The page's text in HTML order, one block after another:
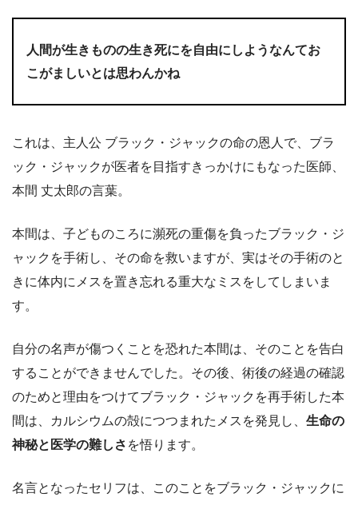
人間が生きものの生き死にを自由にしようなんてお
こがましいとは思わんかね
これは、主人公 ブラック・ジャックの命の恩人で、ブラ
ック・ジャックが医者を目指すきっかけにもなった医師、
本間 丈太郎の言葉。
本間は、子どものころに瀕死の重傷を負ったブラック・ジ
ャックを手術し、その命を救いますが、実はその手術のと
きに体内にメスを置き忘れる重大なミスをしてしまいま
す。
自分の名声が傷つくことを恐れた本間は、そのことを告白
することができませんでした。その後、術後の経過の確認
のためと理由をつけてブラック・ジャックを再手術した本
間は、カルシウムの殻につつまれたメスを発見し、 生命の
神秘と医学の難しさ を悟ります。
名言となったセリフは、このことをブラック・ジャックに